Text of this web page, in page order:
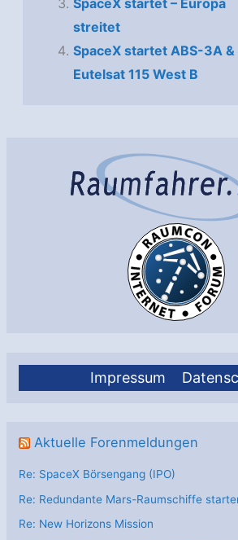
Impressum
Aktuelle Forenmeldungen
Re: SpaceX Börsengang (IPO)
Re: Redundante Mars-Raumschiffe
Re: New Horizons Mission
SpaceX startet – Europa
streitet
SpaceX startet ABS-3A &
Eutelsat 115 West B